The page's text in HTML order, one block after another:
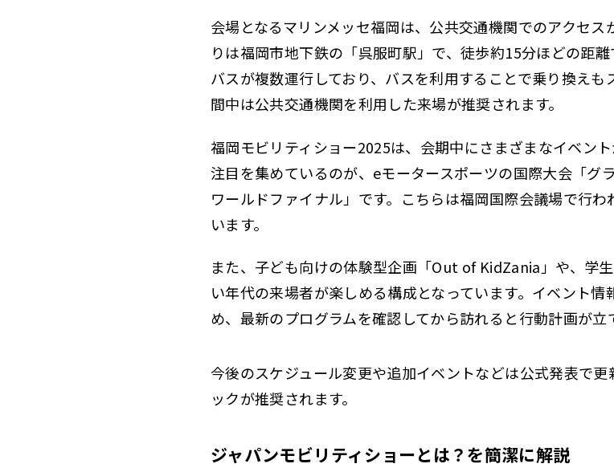
会場となるマリンメッセ福岡は、公共交通機関でのアクセ
りは福岡市地下鉄の「呉服町駅」で、徒歩約15分ほどの距
バスが複数運行しており、バスを利用することで乗り換え
間中は公共交通機関を利用した来場が推奨されます。
福岡モビリティショー2025は、会期中にさまざまなイベン
注目を集めているのが、eモータースポーツの国際大会「グ
ワールドファイナル」です。こちらは福岡国際会議場で行
います。
また、子ども向けの体験型企画「Out of KidZania」や、学
い年代の来場者が楽しめる構成となっています。イベント
め、最新のプログラムを確認してから訪れると行動計画が立
今後のスケジュール変更や追加イベントなどは公式発表で
ックが推奨されます。
ジャパンモビリティショーとは？を簡潔に解説